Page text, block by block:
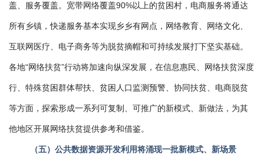
盖、服务覆盖。宽带网络覆盖90%以上的贫困村，电商服务将通达
所有乡镇，快递服务基本实现乡乡有网点，网络教育、网络文化、
互联网医疗、电子商务等为脱贫摘帽和可持续发展打下坚实基础。
各地“网络扶贫”行动将加速向纵深发展，在信息惠民、网络扶贫深度
行、特殊贫困群体帮扶、贫困人口监测预警、协同扶贫、电商脱贫
等方面，探索形成一系列可复制、可推广的新模式、新做法，为其
他地区开展网络扶贫提供参考和借鉴。
（五）公共数据资源开发利用将涌现一批新模式、新场景